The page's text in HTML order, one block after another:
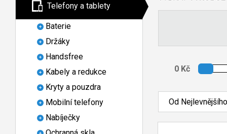
Telefony a tablety
Baterie
Držáky
Handsfree
Kabely a redukce
Kryty a pouzdra
Mobilní telefony
Nabíječky
Od Nejlevnějšího